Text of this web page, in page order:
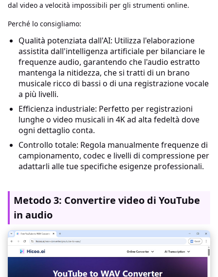
dal video a velocità impossibili per gli strumenti online.
Perché lo consigliamo:
Qualità potenziata dall'AI: Utilizza l'elaborazione
assistita dall'intelligenza artificiale per bilanciare le
frequenze audio, garantendo che l'audio estratto
mantenga la nitidezza, che si tratti di un brano
musicale ricco di bassi o di una registrazione vocale
a più livelli.
Efficienza industriale: Perfetto per registrazioni
lunghe o video musicali in 4K ad alta fedeltà dove
ogni dettaglio conta.
Controllo totale: Regola manualmente frequenze di
campionamento, codec e livelli di compressione per
adattarli alle tue specifiche esigenze professionali.
Metodo 3: Convertire video di YouTube
in audio